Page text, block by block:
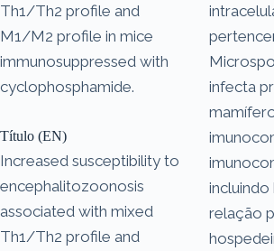
Th1/Th2 profile and
M1/M2 profile in mice
immunosuppressed with
cyclophosphamide.
Título (EN)
Increased susceptibility to
encephalitozoonosis
associated with mixed
Th1/Th2 profile and
infecta
incluindo
relação